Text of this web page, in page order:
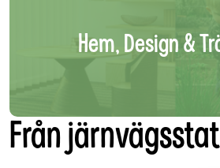
Hem, Design &
Från